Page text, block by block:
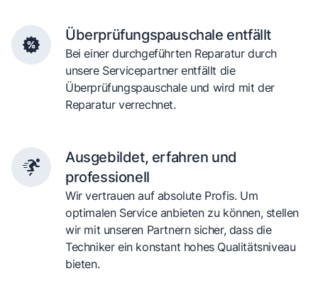
Überprüfungspauschale entfällt
Bei einer durchgeführten Reparatur durch
unsere Servicepartner entfällt die
Überprüfungspauschale und wird mit der
Reparatur verrechnet.
Ausgebildet, erfahren und
professionell
Wir vertrauen auf absolute Profis. Um
optimalen Service anbieten zu können, stellen
wir mit unseren Partnern sicher, dass die
Techniker ein konstant hohes Qualitätsniveau
bieten.